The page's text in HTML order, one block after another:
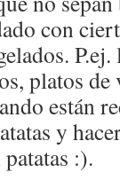
con
platos de
están
y
:).